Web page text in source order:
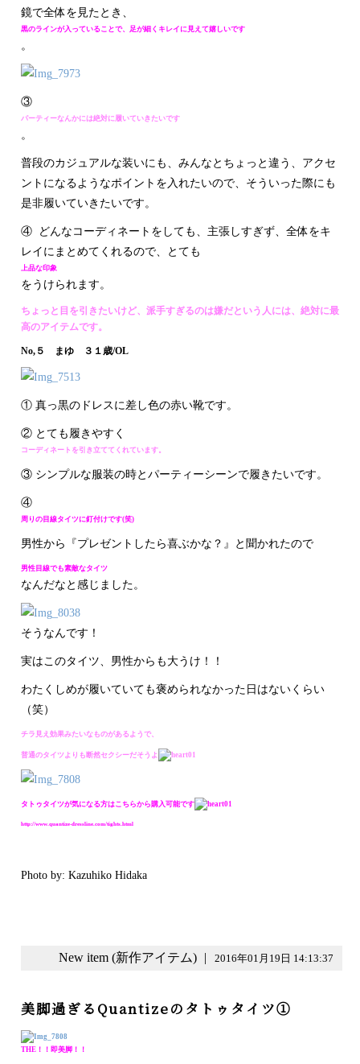
鏡で全体を見たとき、
黒のラインが入っていることで、足が細くキレイに見えて嬉しいです
。
③
パーティーなんかには絶対に履いていきたいです
。
普段のカジュアルな装いにも、みんなとちょっと違う、アクセ
ントになるようなポイントを入れたいので、そういった際にも
是非履いていきたいです。
④ どんなコーディネートをしても、主張しすぎず、全体をキ
レイにまとめてくれるので、とても
上品な印象
をうけられます。
ちょっと目を引きたいけど、派手すぎるのは嫌だという人には、絶対に最
高のアイテムです。
No,５ まゆ ３１歳/OL
① 真っ黒のドレスに差し色の赤い靴です。
② とても履きやすく
コーディネートを引き立ててくれています。
③ シンプルな服装の時とパーティーシーンで履きたいです。
④
周りの目線タイツに釘付けです(笑)
男性から『プレゼントしたら喜ぶかな？』と聞かれたので
男性目線でも素敵なタイツ
なんだなと感じました。
そうなんです！
実はこのタイツ、男性からも大うけ！！
わたくしめが履いていても褒められなかった日はないくらい
（笑）
チラ見え効果みたいなものがあるようで、
普通のタイツよりも断然セクシーだそうよ
タトゥタイツが気になる方はこちらから購入可能です
http://www.quantize-dressline.com/tights.html
Photo by: Kazuhiko Hidaka
New item (新作アイテム) | 2016年01月19日 14:13:37
美脚過ぎるQuantizeのタトゥタイツ①
THE！！即美脚！！